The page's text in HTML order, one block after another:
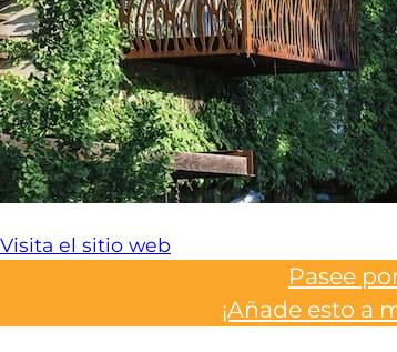
Visita el sitio web
Pasee
¡Añade esto a